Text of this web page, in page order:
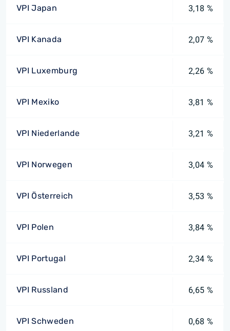
VPI Japan 3,18 %
VPI Kanada 2,07 %
VPI Luxemburg 2,26 %
VPI Mexiko 3,81 %
VPI Niederlande 3,21 %
VPI Norwegen 3,04 %
VPI Österreich 3,53 %
VPI Polen 3,84 %
VPI Portugal 2,34 %
VPI Russland 6,65 %
VPI Schweden 0,68 %